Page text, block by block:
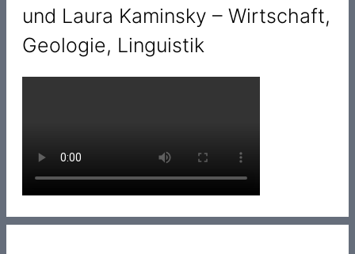
und Laura Kaminsky – Wirtschaft,
Geologie, Linguistik